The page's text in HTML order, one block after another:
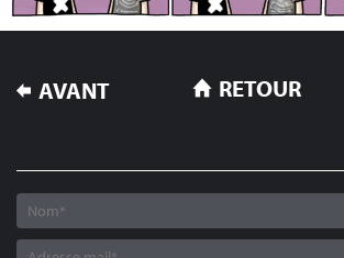
NAVIGATION
DE
AVANT RETOUR